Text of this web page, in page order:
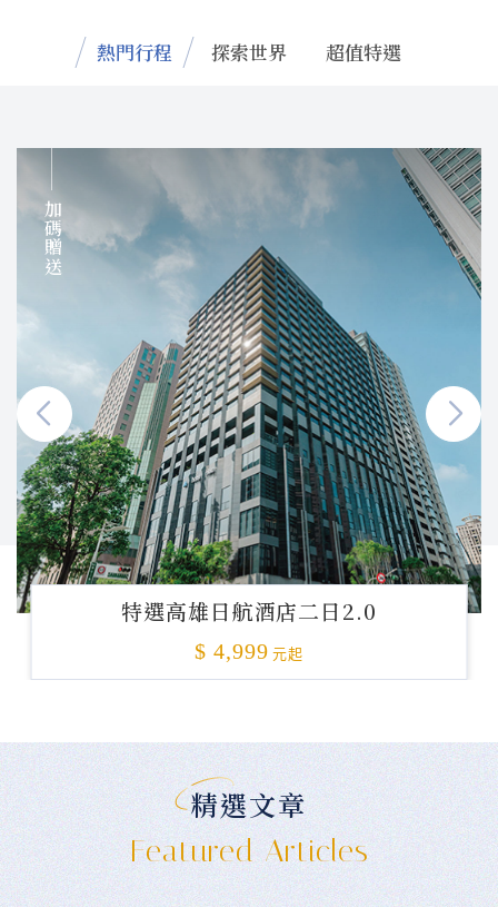
熱門行程 探索世界 超值特選
加碼贈送
特選高雄日航酒店二日2.0
$ 4,999 元起
精選文章
Featured Articles